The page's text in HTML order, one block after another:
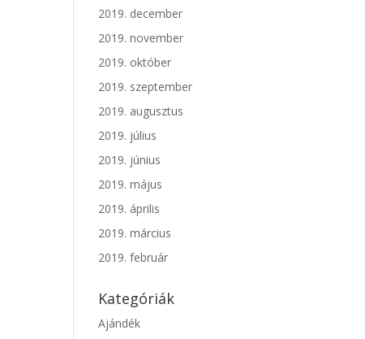
2019. december
2019. november
2019. október
2019. szeptember
2019. augusztus
2019. július
2019. június
2019. május
2019. április
2019. március
2019. február
Kategóriák
Ajándék